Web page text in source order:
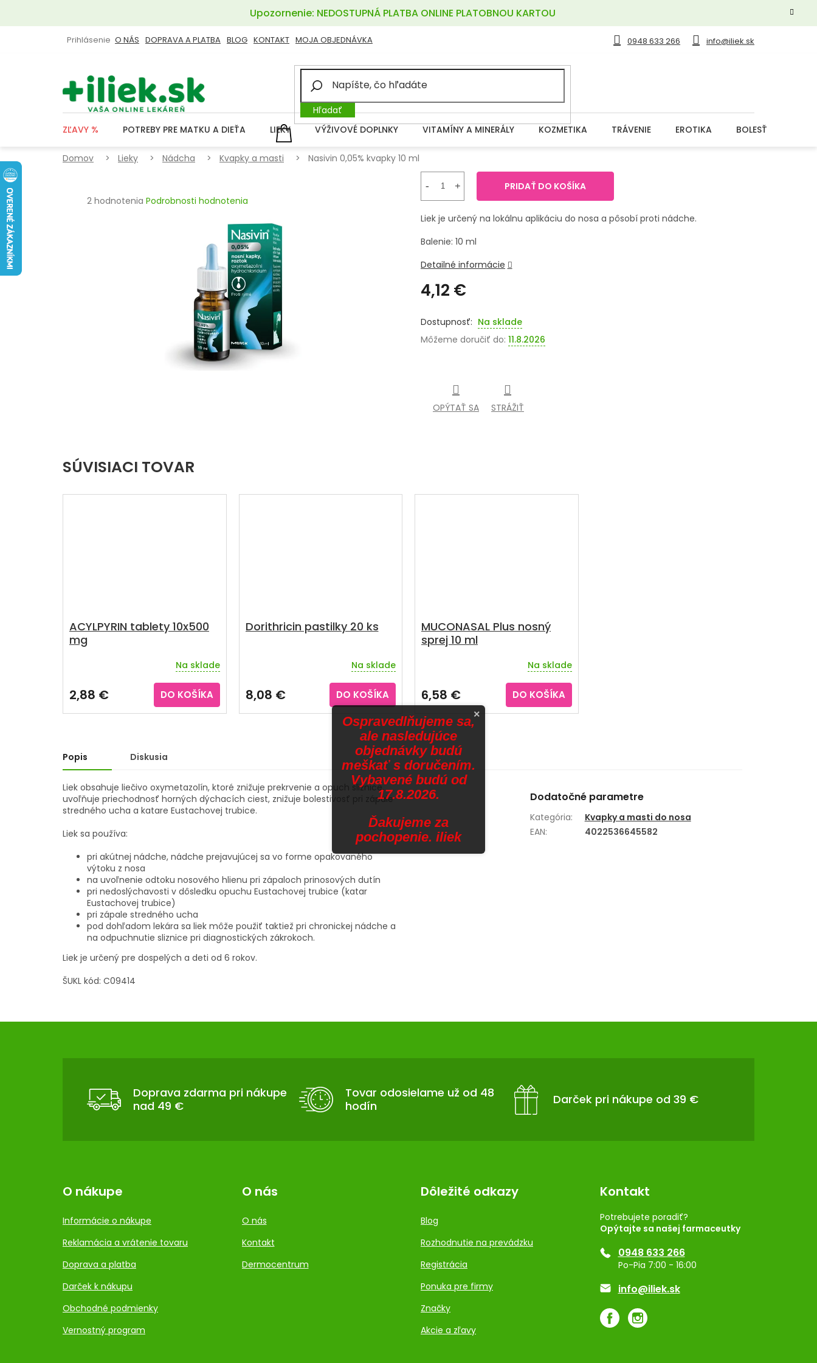
obsah
Upozornenie: NEDOSTUPNÁ PLATBA ONLINE PLATOBNOU KARTOU
0948 633 266 info@iliek.sk
O NÁS DOPRAVA A PLATBA BLOG KONTAKT MOJA OBJEDNÁVKA
Prihlásenie
Hľadať
NÁKUPNÝ
KOŠÍK
ZĽAVY % POTREBY PRE MATKU A DIEŤA LIEKY VÝŽIVOVÉ DOPLNKY VITAMÍNY A MINERÁLY KOZMETIKA TRÁVENIE EROTIKA BOLESŤ
Domov Lieky Nádcha Kvapky a masti Nasivin 0,05% kvapky 10 ml
Priemerné
2 hodnotenia Podrobnosti hodnotenia
4,12 €
cena:
Na sklade
Môžeme doručiť do: 11.8.2026
PRIDAŤ DO KOŠÍKA
Liek je určený na lokálnu aplikáciu do nosa a pôsobí proti nádche.
Balenie: 10 ml
Detailné informácie
OPÝTAŤ SA STRÁŽIŤ
SÚVISIACI TOVAR
ACYLPYRIN tablety 10x500
mg
produktu
je
3,3
Na sklade
2,88 € DO KOŠÍKA
Dorithricin pastilky 20 ks
produktu
je
3,4
Na sklade
8,08 € DO KOŠÍKA
MUCONASAL Plus nosný
sprej 10 ml
produktu
je
z
5
hviezdičiek.
Na sklade
6,58 € DO KOŠÍKA
Popis Diskusia
Liek obsahuje liečivo oxymetazolín, ktoré znižuje prekrvenie a opuch sliznice,
uvoľňuje priechodnosť horných dýchacích ciest, znižuje bolestivosť pri zápale
stredného ucha a katare Eustachovej trubice.
Liek sa používa:
pri akútnej nádche, nádche prejavujúcej sa vo forme opakovaného
výtoku z nosa
na uvoľnenie odtoku nosového hlienu pri zápaloch prinosových dutín
pri nedoslýchavosti v dôsledku opuchu Eustachovej trubice (katar
Eustachovej trubice)
pri zápale stredného ucha
pod dohľadom lekára sa liek môže použiť taktiež pri chronickej nádche a
na odpuchnutie sliznice pri diagnostických zákrokoch.
Liek je určený pre dospelých a deti od 6 rokov.
ŠUKL kód: C09414
Dodatočné parametre
Kategória:
Kvapky a masti do nosa
EAN: 4022536645582
Doprava zdarma pri nákupe
nad 49 €
Tovar odosielame už od 48
hodín
Darček pri nákupe od 39 €
O nákupe
Informácie o nákupe
Reklamácia a vrátenie tovaru
Doprava a platba
Darček k nákupu
Obchodné podmienky
Vernostný program
O nás
O nás
Kontakt
Dermocentrum
Dôležité odkazy
Blog
Rozhodnutie na prevádzku
Registrácia
Ponuka pre firmy
Značky
Akcie a zľavy
Kontakt
Potrebujete poradiť?
Opýtajte sa našej farmaceutky
0948 633 266
Po-Pia 7:00 - 16:00
info@iliek.sk
×
Ospravedlňujeme sa,
ale nasledujúce
objednávky budú
meškať s doručením.
Vybavené budú od
17.8.2026.
Ďakujeme za
pochopenie. iliek